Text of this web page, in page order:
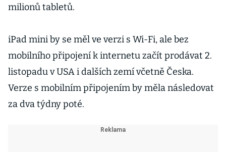
milionů tabletů.
iPad mini by se měl ve verzi s Wi-Fi, ale bez
mobilního připojení k internetu začít prodávat 2.
listopadu v USA i dalších zemí včetně Česka.
Verze s mobilním připojením by měla následovat
za dva týdny poté.